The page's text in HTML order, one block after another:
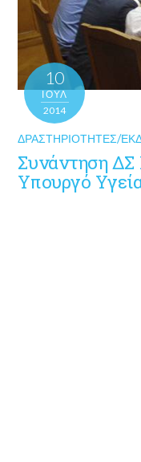
10
ΙΟΎΛ
2014
ΔΡΑΣΤΗΡΙΌΤΗΤΕΣ/
Συνάντηση
Υπουργό